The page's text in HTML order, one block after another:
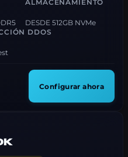
ALMACENAMIENTO
DESDE 512GB NVMe
DDOS
Configurar ahora